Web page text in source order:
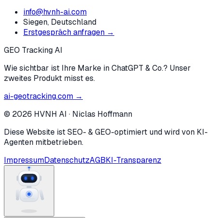
info@hvnh-ai.com
Siegen, Deutschland
Erstgespräch anfragen →
GEO Tracking AI
Wie sichtbar ist Ihre Marke in ChatGPT & Co.? Unser
zweites Produkt misst es.
ai-geotracking.com →
© 2026 HVNH AI · Niclas Hoffmann
Diese Website ist SEO- & GEO-optimiert und wird von KI-
Agenten mitbetrieben.
ImpressumDatenschutzAGBKI-Transparenz